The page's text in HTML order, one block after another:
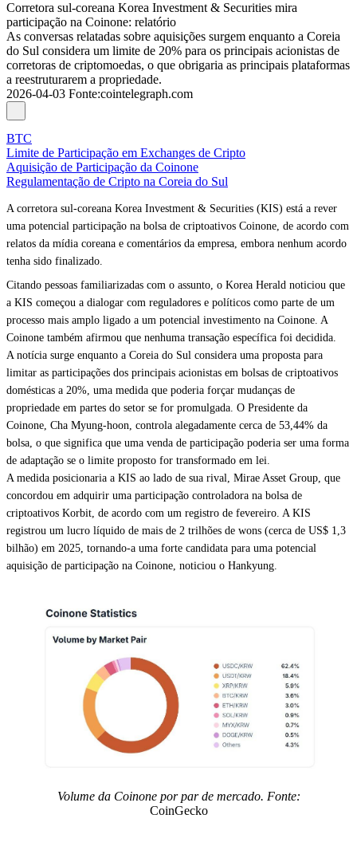
Corretora sul-coreana Korea Investment & Securities mira
participação na Coinone: relatório
As conversas relatadas sobre aquisições surgem enquanto a Coreia
do Sul considera um limite de 20% para os principais acionistas de
corretoras de criptomoedas, o que obrigaria as principais plataformas
a reestruturarem a propriedade.
2026-04-03 Fonte:cointelegraph.com
BTC
Limite de Participação em Exchanges de Cripto
Aquisição de Participação da Coinone
Regulamentação de Cripto na Coreia do Sul
A corretora sul-coreana Korea Investment & Securities (KIS) está a rever
uma potencial participação na bolsa de criptoativos Coinone, de acordo com
relatos da mídia coreana e comentários da empresa, embora nenhum acordo
tenha sido finalizado.
Citando pessoas familiarizadas com o assunto, o Korea Herald noticiou que
a KIS começou a dialogar com reguladores e políticos como parte de um
processo mais amplo ligado a um potencial investimento na Coinone. A
Coinone também afirmou que nenhuma transação específica foi decidida.
A notícia surge enquanto a Coreia do Sul considera uma proposta para
limitar as participações dos principais acionistas em bolsas de criptoativos
domésticas a 20%, uma medida que poderia forçar mudanças de
propriedade em partes do setor se for promulgada. O Presidente da
Coinone, Cha Myung-hoon, controla alegadamente cerca de 53,44% da
bolsa, o que significa que uma venda de participação poderia ser uma forma
de adaptação se o limite proposto for transformado em lei.
A medida posicionaria a KIS ao lado de sua rival, Mirae Asset Group, que
concordou em adquirir uma participação controladora na bolsa de
criptoativos Korbit, de acordo com um registro de fevereiro. A KIS
registrou um lucro líquido de mais de 2 trilhões de wons (cerca de US$ 1,3
bilhão) em 2025, tornando-a uma forte candidata para uma potencial
aquisição de participação na Coinone, noticiou o Hankyung.
Volume da Coinone por par de mercado. Fonte:
CoinGecko